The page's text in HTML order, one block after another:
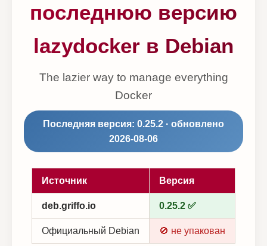
последнюю версию
lazydocker в Debian
The lazier way to manage everything
Docker
Последняя версия: 0.25.2 · обновлено
2026-08-06
Источник Версия
deb.griffo.io 0.25.2 ✅
Официальный Debian 🚫 не упакован